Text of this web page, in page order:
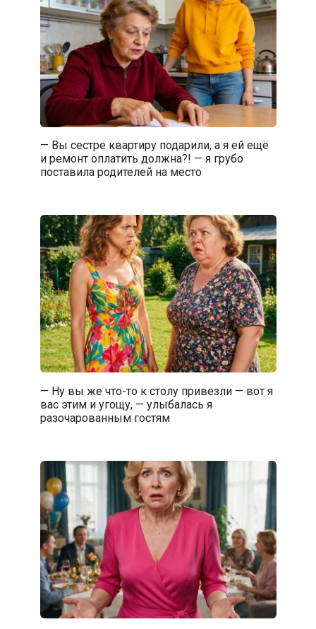
— Вы сестре квартиру подарили, а я ей ещё
и ремонт оплатить должна?! — я грубо
поставила родителей на место
— Ну вы же что-то к столу привезли — вот я
вас этим и угощу, — улыбалась я
разочарованным гостям